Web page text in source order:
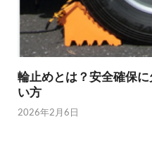
輪止めとは？安全確保
い方
2026年2月6日